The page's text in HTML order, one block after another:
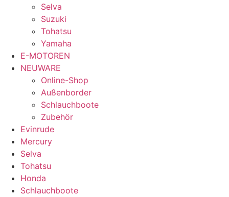
Selva
Suzuki
Tohatsu
Yamaha
E-MOTOREN
NEUWARE
Online-Shop
Außenborder
Schlauchboote
Zubehör
Evinrude
Mercury
Selva
Tohatsu
Honda
Schlauchboote